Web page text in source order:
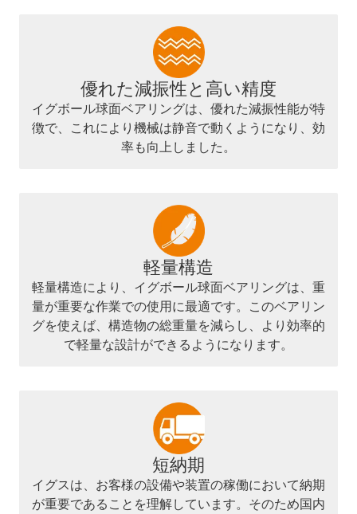
優れた減振性と高い精度
イグボール球面ベアリングは、優れた減振性能が特
徴で、これにより機械は静音で動くようになり、効
率も向上しました。
軽量構造
軽量構造により、イグボール球面ベアリングは、重
量が重要な作業での使用に最適です。このベアリン
グを使えば、構造物の総重量を減らし、より効率的
で軽量な設計ができるようになります。
短納期
イグスは、お客様の設備や装置の稼働において納期
が重要であることを理解しています。そのため国内